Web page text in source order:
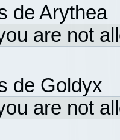
de
are not
de
are not